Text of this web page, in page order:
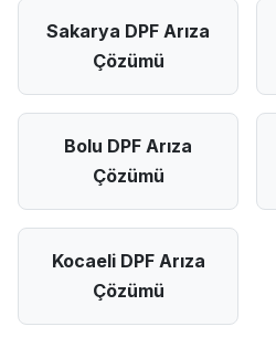
Sakarya DPF Arıza
Çözümü
Bolu DPF Arıza
Çözümü
Kocaeli DPF Arıza
Çözümü